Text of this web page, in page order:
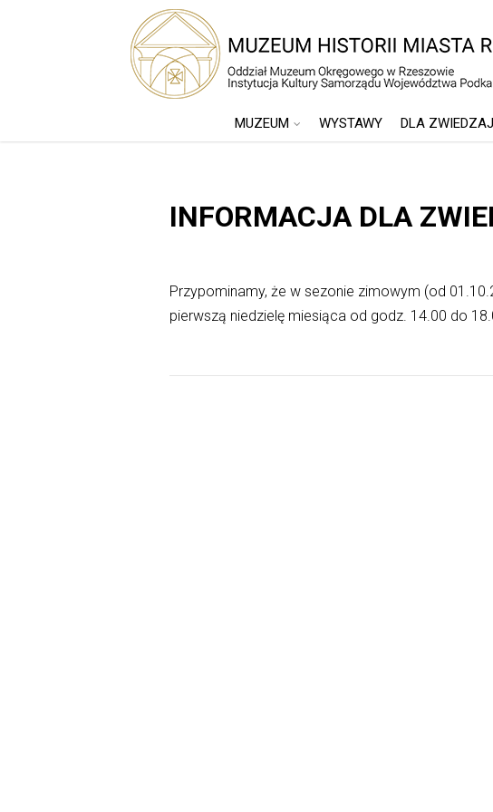
MUZEUM WYSTAWY DLA
INFORMACJA DLA
Przypominamy, że w sezonie zimowym (od
pierwszą niedzielę miesiąca od godz. 14.00 do